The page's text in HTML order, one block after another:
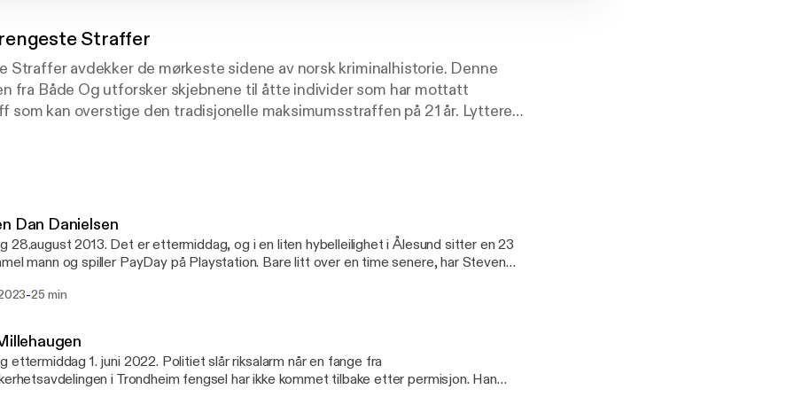
Straffer
Straffer avdekker de mørkeste sidene av norsk kriminalhistorie. Denne
fra Både Og utforsker skjebnene til åtte individer som har mottatt
som kan overstige den tradisjonelle maksimumsstraffen på 21 år. Lyttere
sin dyptgående journalistikk, presenterer disse urovekkende historiene
av dramatisk fortellerteknikk og dokumentarisk presisjon. Podkasten
men også de komplekse livene bak dem, og utforsker
straff og samfunnssikkerhet. Norges Strengeste Straffer er en
entusiaster og alle som søker innsikt i kriminell psykologi og det
ytterste grenser.
Dan Danielsen
28.august 2013. Det er ettermiddag, og i en liten hybelleilighet i Ålesund sitter en 23
mann og spiller PayDay på Playstation. Bare litt over en time senere, har Steven
Kilder: https://www.vg.no/nyheter/innenriks/i/1ExyX/aalesund-
som-et-rovmord
www.aftenposten.no/meninger/kommentar/i/ddB3O/dommernes-skjoenn-avgjoer
nyheter/innenriks/i/6bV0L/mormorens-siste-ord-til-aalesund-tiltalte-
du-ikke-faa-oedelegge-steven https://www.tv2.no/nyheter/innenriks/det-er-
-25 min
ettermiddag 1. juni 2022. Politiet slår riksalarm når en fange fra
i Trondheim fengsel har ikke kommet tilbake etter permisjon. Han